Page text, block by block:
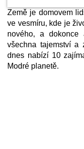
Země je domovem
ve vesmíru, kde je
nového, a
všechna tajemství a
dnes nabízí 10
Modré planetě.